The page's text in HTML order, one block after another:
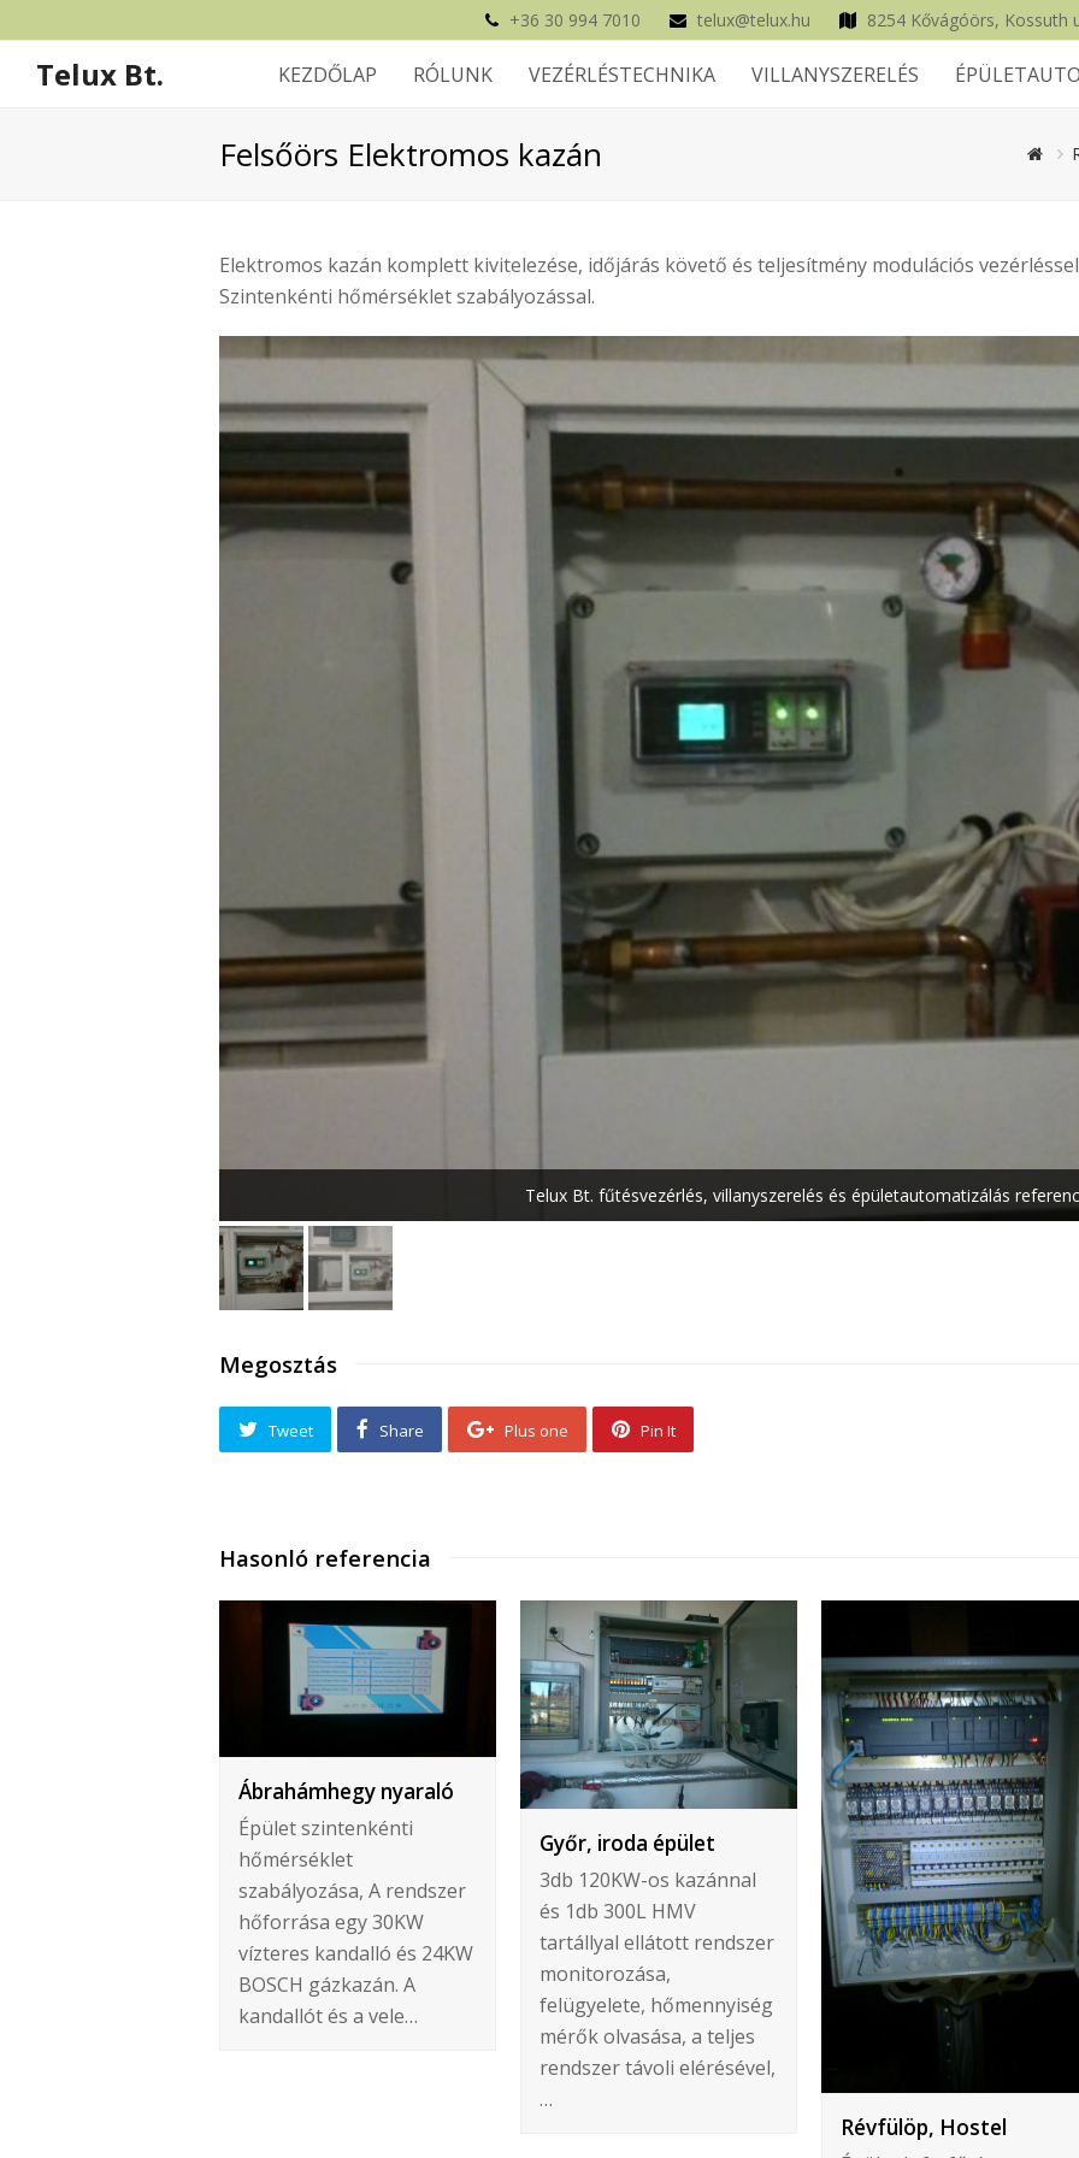
+36 30 994 7010 telux@telux.hu 8254 Kővágóörs, Kossuth
Telux Bt. KEZDŐLAP RÓLUNK VEZÉRLÉSTECHNIKA VILLANYSZERELÉS
Felsőörs Elektromos kazán
Elektromos kazán komplett kivitelezése, időjárás követő és teljesítmény modulációs
Szintenkénti hőmérséklet szabályozással.
Telux Bt. fűtésvezérlés, villanyszerelés és épületautomatizálás
Megosztás
Tweet Share Plus one Pin It
Hasonló referencia
Ábrahámhegy nyaraló
Épület szintenkénti
hőmérséklet
szabályozása, A rendszer
hőforrása egy 30KW
vízteres kandalló és 24KW
BOSCH gázkazán. A
kandallót és a vele…
Győr, iroda épület
3db 120KW-os kazánnal
és 1db 300L HMV
tartállyal ellátott rendszer
monitorozása,
felügyelete, hőmennyiség
mérők olvasása, a teljes
rendszer távoli elérésével,
…
Révfülöp, Hostel